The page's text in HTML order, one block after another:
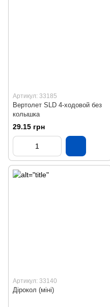
Артикул: 33185
Вертолет SLD 4-ходовой без
колышка
29.15 грн
Артикул: 33140
Дірокол (міні)